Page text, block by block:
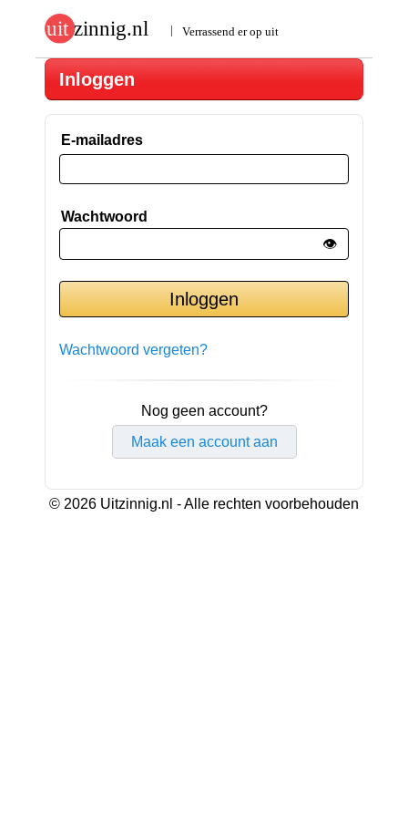
Inloggen
E-mailadres
Wachtwoord
👁️
Wachtwoord vergeten?
Nog geen account?
Maak een account aan
© 2026 Uitzinnig.nl - Alle rechten voorbehouden